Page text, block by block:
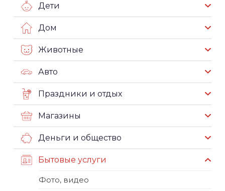
Дети
Дом
Животные
Авто
Праздники и отдых
Магазины
Деньги и общество
Бытовые услуги
Фото, видео